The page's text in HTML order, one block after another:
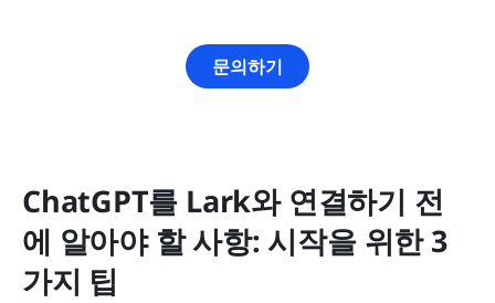
문의하기
ChatGPT를 Lark와 연결하기 전
에 알아야 할 사항: 시작을 위한 3
가지 팁